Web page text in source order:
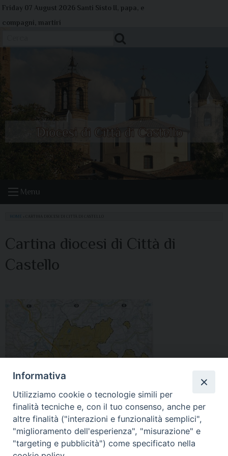
Skip
Friday 07 August 2026 Santi Sisto II, papa, e
compagni, martiri
Menu
HOME
Cartina diocesi di Città di
Castello
Informativa
Utilizziamo cookie o tecnologie simili per
finalità tecniche e, con il tuo consenso, anche per
altre finalità ("interazioni e funzionalità semplici",
"miglioramento dell'esperienza", "misurazione" e
"targeting e pubblicità") come specificato nella